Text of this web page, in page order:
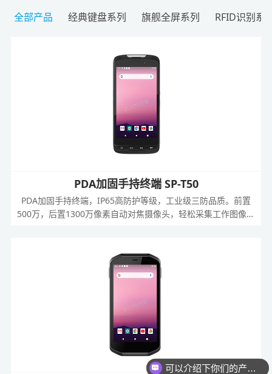
全部产品 经典键盘系列 旗舰全屏系列 RFID识别系
PDA加固手持终端 SP-T50
PDA加固手持终端，IP65高防护等级，工业级三防品质。前置
500万，后置1300万像素自动对焦摄像头，轻松采集工作图像和